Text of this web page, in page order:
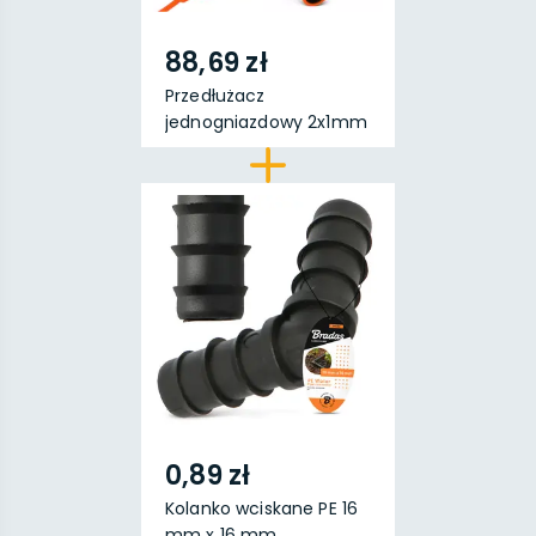
88,69 zł
Przedłużacz
jednogniazdowy 2x1mm
20 m 25...
0,89 zł
Kolanko wciskane PE 16